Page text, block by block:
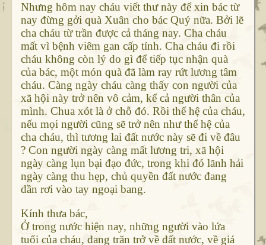
Nhưng hôm nay cháu viết thư này để xin bác từ
nay đừng gởi quà Xuân cho bác Quý nữa. Bởi lẽ
cha cháu từ trần được cả tháng nay. Cha cháu
mất vì bệnh viêm gan cấp tính. Cha cháu đi rồi
cháu không còn lý do gì để tiếp tục nhận quà
của bác, một món quà đã làm ray rứt lương tâm
cháu. Càng ngày cháu càng thấy con người của
xã hội này trở nên vô cảm, kể cả người thân của
mình. Chua xót là ở chỗ đó. Rồi thế hệ của cháu,
nếu mọi người cũng sẽ trở nên như thế hệ của
cha cháu, thì tương lai đất nước này sẽ đi về đâu
? Con người ngày càng mất lương tri, xã hội
ngày càng lụn bại đạo đức, trong khi đó lãnh hải
ngày càng thu hẹp, chủ quyền đất nước đang
dần rơi vào tay ngoại bang.
Kính thưa bác,
Ở trong nước hiện nay, những người vào lứa
tuổi của cháu, đang trăn trở về đất nước, về giá